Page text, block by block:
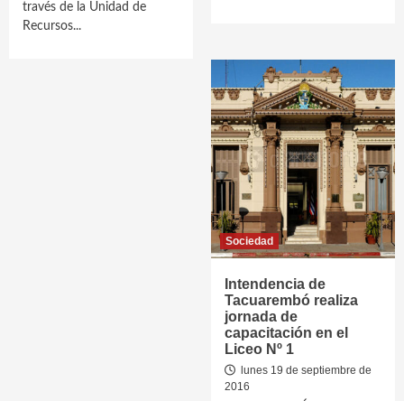
través de la Unidad de
Recursos...
Sociedad
Intendencia de
Tacuarembó realiza
jornada de
capacitación en el
Liceo Nº 1
lunes 19 de septiembre de
2016